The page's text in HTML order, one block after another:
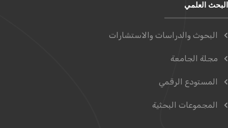
البحث العلمي
البحوث والدراسات والاستشارات
مجلة الجامعة
المستودع الرقمي
المجموعات البحثية